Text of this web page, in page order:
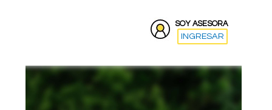
SOY ASESORA
INGRESAR